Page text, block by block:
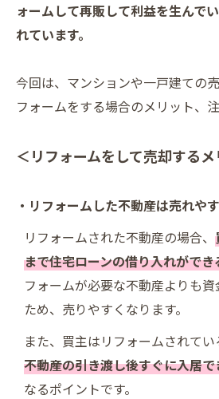
ォームして再販して利益を生んで
れています。
今回は、マンションや一戸建ての
フォームをする場合のメリット、
＜リフォームをして売却する
・リフォームした不動産は売れやす
リフォームされた不動産の場合、
まで住宅ローンの借り入れができ
フォームが必要な不動産よりも
ため、売りやすくなります。
また、買主はリフォームされてい
不動産の引き渡し後すぐに入居で
なるポイントです。